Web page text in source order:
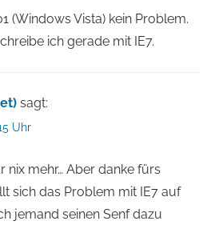
(Windows Vista) kein Problem.
ich gerade mit IE7.
sagt:
Uhr
nix mehr… Aber danke fürs
sich das Problem mit IE7 auf
jemand seinen Senf dazu